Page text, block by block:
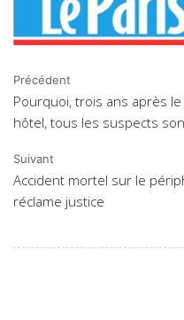
Précédent
Pourquoi, trois ans après
hôtel, tous les suspects
Suivant
Accident mortel sur le
réclame justice